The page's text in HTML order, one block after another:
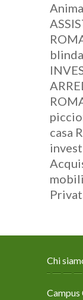
casa
Chi